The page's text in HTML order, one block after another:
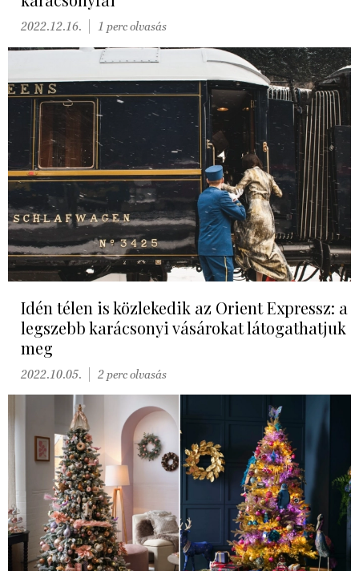
2022.12.16. 1 perc olvasás
Idén télen is közlekedik az Orient Expressz: a
legszebb karácsonyi vásárokat látogathatjuk
meg
2022.10.05. 2 perc olvasás